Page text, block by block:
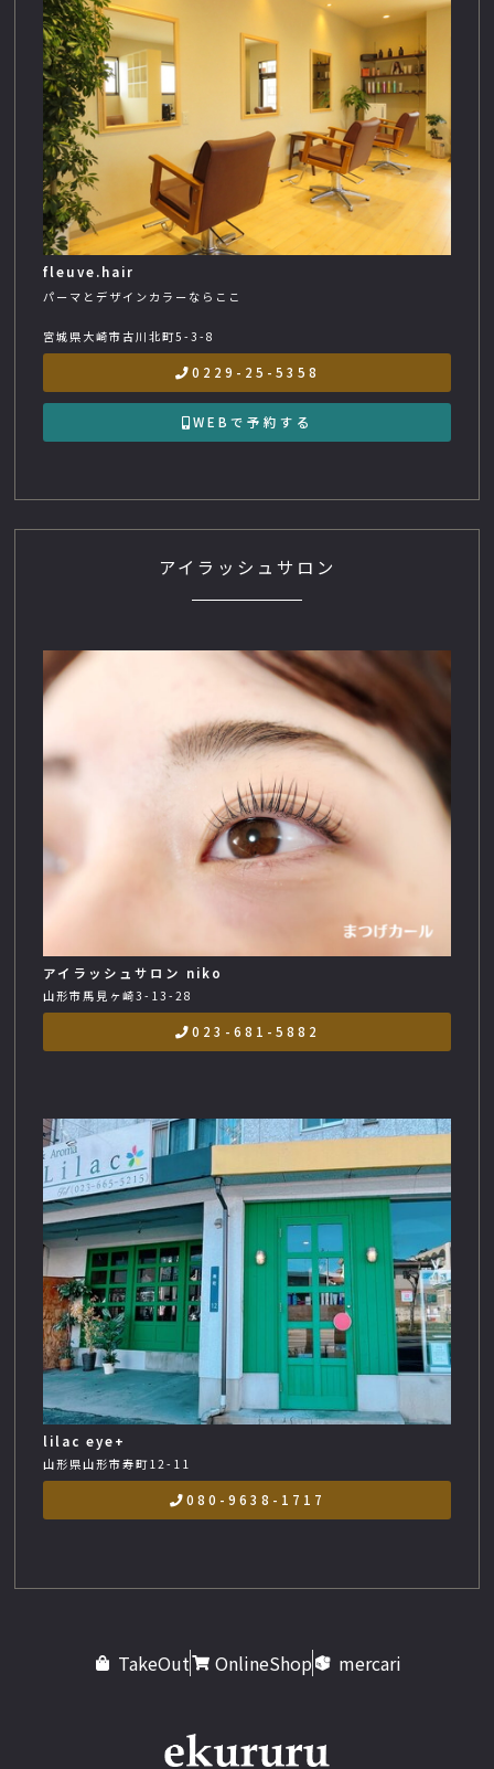
fleuve.hair
パーマとデザインカラーならここ
宮城県大崎市古川北町5-3-8
0229-25-5358
WEBで予約する
アイラッシュサロン
アイラッシュサロン niko
山形市馬見ヶ崎3-13-28
023-681-5882
lilac eye+
山形県山形市寿町12-11
080-9638-1717
TakeOut OnlineShop mercari